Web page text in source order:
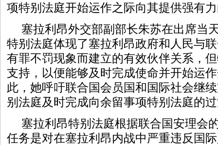
项特别法庭开始运作之际向其提供强有
塞拉利昂外交部副部长朱苏在出席当
特别法庭体现了塞拉利昂政府和人民与
有罪不罚现象而建立的有效伙伴关系，
支持，以便能够及时完成使命并开始运
此，她呼吁联合国会员国和国际社会继
别法庭及时完成向余留事项特别法庭的
塞拉利昂特别法庭根据联合国安理会
任务是对在塞拉利昂内战中严重违反国